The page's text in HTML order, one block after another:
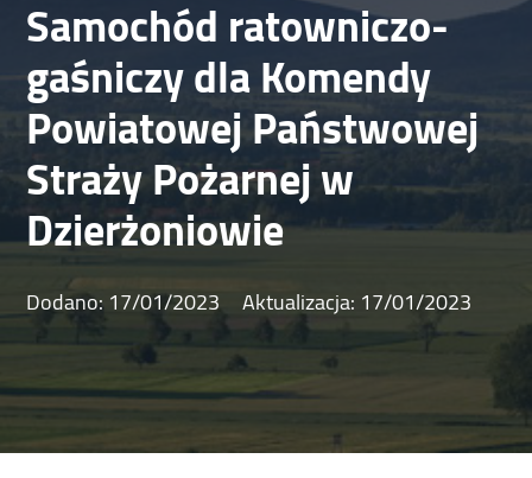
Samochód ratowniczo-
gaśniczy dla Komendy
Powiatowej Państwowej
Straży Pożarnej w
Dzierżoniowie
Dodano:17/01/2023 Aktualizacja: 17/01/2023